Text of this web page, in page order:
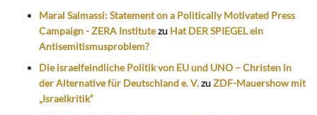
Maral Salmassi: Statement on a Politically Motivated Press
Campaign - ZERA Institutezu Hat DER SPIEGEL ein
Antisemitismusproblem?
Die israelfeindliche Politik von EU und UNO – Christen in
der Alternative für Deutschland e. V.zuZDF-Mauershow mit
„Israelkritik“